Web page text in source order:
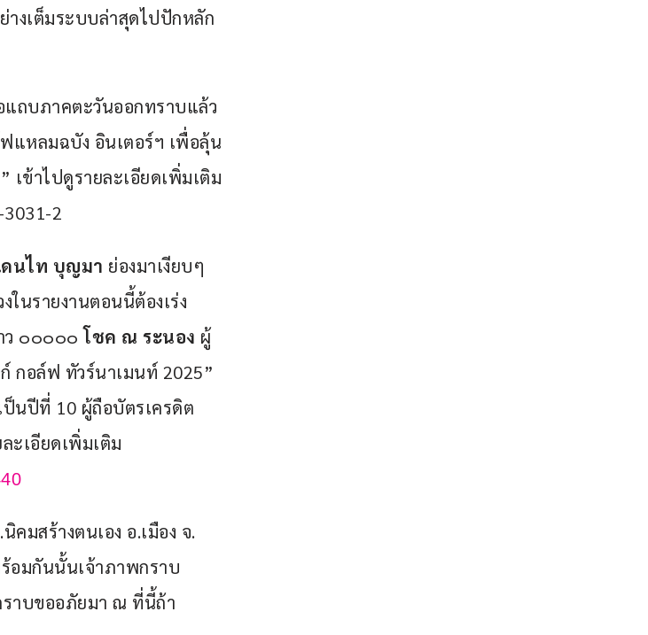
งเต็มระบบล่าสุดไปปักหลัก
ถบภาคตะวันออกทราบแล้ว
แหลมฉบัง อินเตอร์ฯ เพื่อลุ้น
เข้าไปดูรายละเอียดเพิ่มเติม
2
นไท บุญมา ย่องมาเงียบๆ
ในรายงานตอนนี้ต้องเร่ง
าว ๐๐๐๐๐ โชค ณ ระนอง ผู้
กอล์ฟ ทัวร์นาเมนท์ 2025”
นปีที่ 10 ผู้ถือบัตรเครดิต
ะเอียดเพิ่มเติม
มสร้างตนเอง อ.เมือง จ.
อมกันนั้นเจ้าภาพกราบ
าบขออภัยมา ณ ที่นี้ถ้า